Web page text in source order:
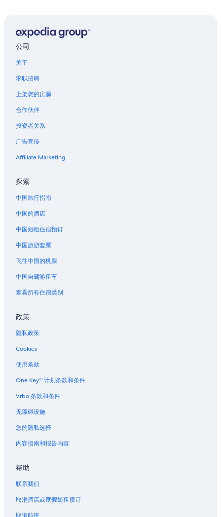
威斯敏斯特的别墅
位于丹佛县的经济型酒店
丹佛县的酒店
丹佛县的家庭旅馆
丹佛县的青年旅舍
丹佛县的私人度假屋
艾利奇花园主题公园附近的酒店
小西贡商务区的酒店
雷克伍德的民宿
位于林肯公园的设有泳池的酒店
林肯公园的酒店
位于奇士曼公园的 5 星级酒店
科罗拉多会议中心附近的酒店
北丹佛的私人度假屋
北丹佛的度假村
位于樱桃溪的经济型酒店
位于樱桃溪的设有泳池的酒店
位于天空之城的豪华酒店
阿瓦达的家庭旅馆
阿瓦达的度假屋
格伦代尔的民宿
格伦代尔的酒店
位于山顶的商务酒店
位于山顶的家庭式酒店
球场-艾利奇花园站的别墅
丹佛市区水族馆附近的酒店
位于丹佛的 4 星级酒店
丹佛的农业旅游旅馆
公司
关于
求职招聘
上架您的房源
合作伙伴
投资者关系
广告宣传
Affiliate Marketing
探索
中国旅行指南
中国的酒店
中国短租住宿预订
中国旅游套票
飞往中国的机票
中国自驾游租车
查看所有住宿类别
政策
隐私政策
Cookies
使用条款
One Key™ 计划条款和条件
Vrbo 条款和条件
无障碍设施
您的隐私选择
内容指南和报告内容
帮助
联系我们
取消酒店或度假短租预订